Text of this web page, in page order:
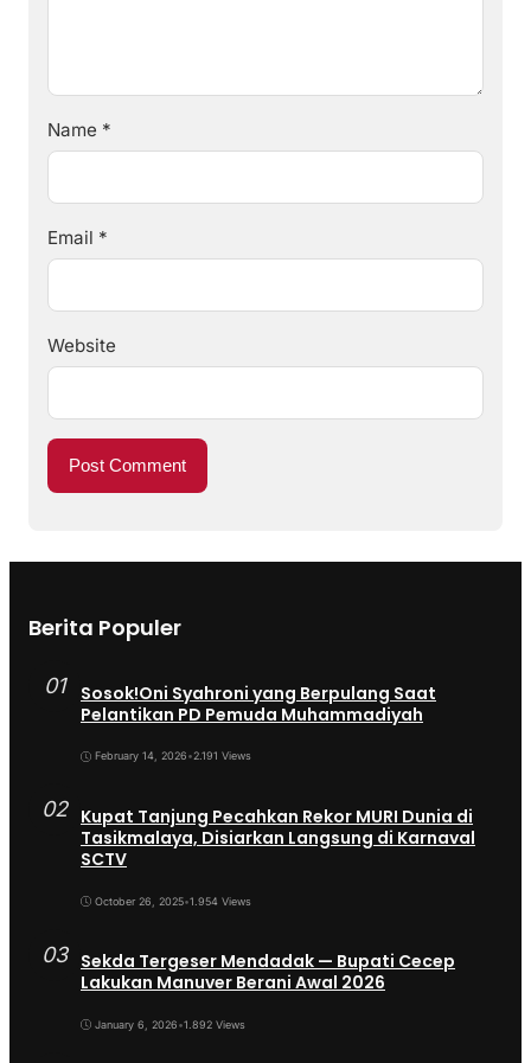
Name *
Email *
Website
Berita Populer
01
Sosok!Oni Syahroni yang Berpulang Saat
Pelantikan PD Pemuda Muhammadiyah
February 14, 2026•2.191 Views
02 Kupat Tanjung Pecahkan Rekor MURI Dunia di
Tasikmalaya, Disiarkan Langsung di Karnaval
SCTV
October 26, 2025•1.954 Views
03 Sekda Tergeser Mendadak — Bupati Cecep
Lakukan Manuver Berani Awal 2026
January 6, 2026•1.892 Views